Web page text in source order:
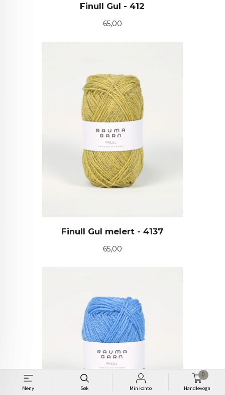
Meny Søk Min konto Handlevogn
0
Finull Gul - 412
Pris
65,00
Finull Gul melert - 4137
Pris
65,00